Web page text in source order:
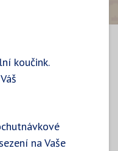
koučink.
na Vaše